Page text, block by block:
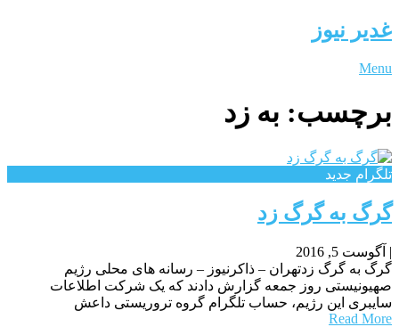
غدیر نیوز
Menu
برچسب: به زد
تلگرام جدید
گرگ به گرگ زد
| آگوست 5, 2016
گرگ به گرگ زدتهران – ذاکرنیوز – رسانه های محلی رژیم
صهیونیستی روز جمعه گزارش دادند که یک شرکت اطلاعات
سایبری این رژیم، حساب تلگرام گروه تروریستی داعش
Read More